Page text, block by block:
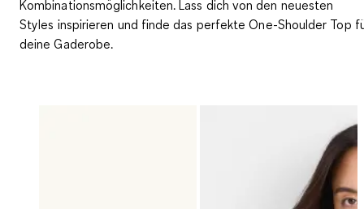
Kombinationsmöglichkeiten. Lass dich von den neuesten
Styles inspirieren und finde das perfekte One-Shoulder Top
deine Gaderobe.